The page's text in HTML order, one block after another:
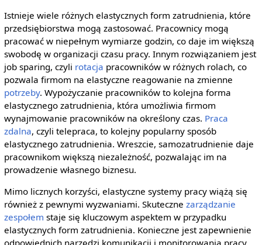
Istnieje wiele różnych elastycznych form zatrudnienia, które
przedsiębiorstwa mogą zastosować. Pracownicy mogą
pracować w niepełnym wymiarze godzin, co daje im większą
swobodę w organizacji czasu pracy. Innym rozwiązaniem jest
job sparing, czyli rotacja pracowników w różnych rolach, co
pozwala firmom na elastyczne reagowanie na zmienne
potrzeby. Wypożyczanie pracowników to kolejna forma
elastycznego zatrudnienia, która umożliwia firmom
wynajmowanie pracowników na określony czas. Praca
zdalna, czyli telepraca, to kolejny popularny sposób
elastycznego zatrudnienia. Wreszcie, samozatrudnienie daje
pracownikom większą niezależność, pozwalając im na
prowadzenie własnego biznesu.
Mimo licznych korzyści, elastyczne systemy pracy wiążą się
również z pewnymi wyzwaniami. Skuteczne zarządzanie
zespołem staje się kluczowym aspektem w przypadku
elastycznych form zatrudnienia. Konieczne jest zapewnienie
odpowiednich narzędzi komunikacji i monitorowania pracy,